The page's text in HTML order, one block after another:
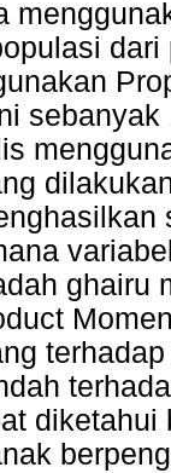
ghairu